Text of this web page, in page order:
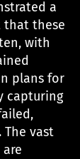
a
that these
with
plans for
capturing
vast